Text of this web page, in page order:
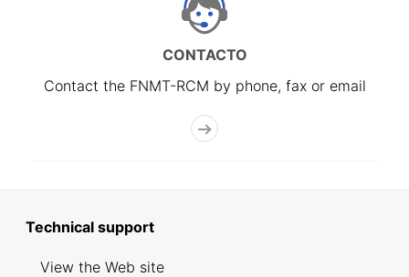
CONTACTO
Contact the FNMT-RCM by phone, fax or email
Technical support
View the Web site